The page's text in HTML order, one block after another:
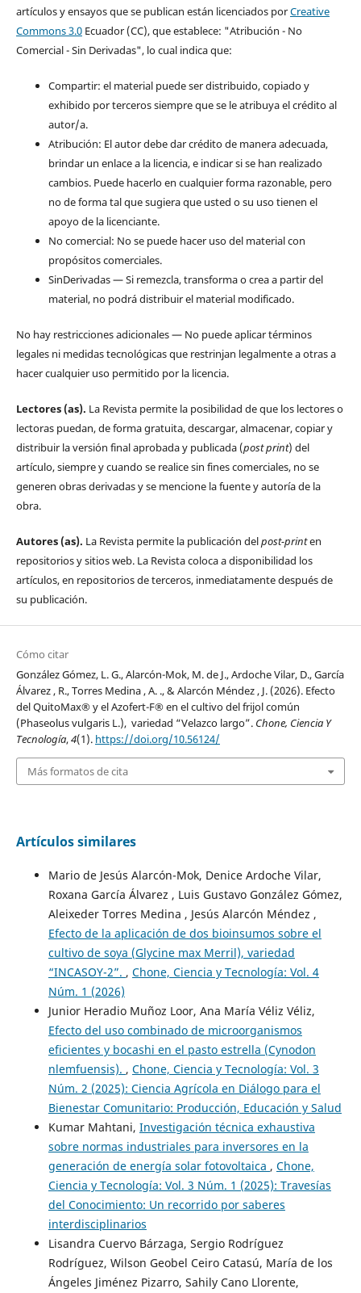
artículos y ensayos que se publican están licenciados porCreative
Commons 3.0Ecuador (CC), que establece: "Atribución - No
Comercial - Sin Derivadas", lo cual indica que:
Compartir: el material puede ser distribuido, copiado y
exhibido por terceros siempre que se le atribuya el crédito al
autor/a.
Atribución: El autor debe dar crédito de manera adecuada,
brindar un enlace a la licencia, e indicar si se han realizado
cambios. Puede hacerlo en cualquier forma razonable, pero
no de forma tal que sugiera que usted o su uso tienen el
apoyo de la licenciante.
No comercial: No se puede hacer uso del material con
propósitos comerciales.
SinDerivadas — Si remezcla, transforma o crea a partir del
material, no podrá distribuir el material modificado.
No hay restricciones adicionales — No puede aplicar términos
legales ni medidas tecnológicas que restrinjan legalmente a otras a
hacer cualquier uso permitido por la licencia.
Lectores (as). La Revista permite la posibilidad de que los lectores o
lectoras puedan, de forma gratuita, descargar, almacenar, copiar y
distribuir la versión final aprobada y publicada (post print) del
artículo, siempre y cuando se realice sin fines comerciales, no se
generen obras derivadas y se mencione la fuente y autoría de la
obra.
Autores (as). La Revista permite la publicación delpost-printen
repositorios y sitios web. La Revista coloca a disponibilidad los
artículos, en repositorios de terceros, inmediatamente después de
su publicación.
Cómo citar
González Gómez, L. G., Alarcón-Mok, M. de J., Ardoche Vilar, D., García
Álvarez , R., Torres Medina , A. ., & Alarcón Méndez , J. (2026). Efecto
del QuitoMax® y el Azofert-F® en el cultivo del frijol común
(Phaseolus vulgaris L.), variedad “Velazco largo”. Chone, Ciencia Y
Tecnología,4(1). https://doi.org/10.56124/
Más formatos de cita
Artículos similares
Mario de Jesús Alarcón-Mok, Denice Ardoche Vilar,
Roxana García Álvarez , Luis Gustavo González Gómez,
Aleixeder Torres Medina , Jesús Alarcón Méndez ,
Efecto de la aplicación de dos bioinsumos sobre el
cultivo de soya (Glycine max Merril), variedad
“INCASOY-2”. , Chone, Ciencia y Tecnología: Vol. 4
Núm. 1 (2026)
Junior Heradio Muñoz Loor, Ana María Véliz Véliz,
Efecto del uso combinado de microorganismos
eficientes y bocashi en el pasto estrella (Cynodon
nlemfuensis). , Chone, Ciencia y Tecnología: Vol. 3
Núm. 2 (2025): Ciencia Agrícola en Diálogo para el
Bienestar Comunitario: Producción, Educación y Salud
Kumar Mahtani, Investigación técnica exhaustiva
sobre normas industriales para inversores en la
generación de energía solar fotovoltaica , Chone,
Ciencia y Tecnología: Vol. 3 Núm. 1 (2025): Travesías
del Conocimiento: Un recorrido por saberes
interdisciplinarios
Lisandra Cuervo Bárzaga, Sergio Rodríguez
Rodríguez, Wilson Geobel Ceiro Catasú, María de los
Ángeles Jiménez Pizarro, Sahily Cano Llorente,